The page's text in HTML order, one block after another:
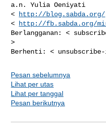
a.n. Yulia Oeniyati
<
http://blog.sabda.org/
<
http://fb.sabda.org/
Berlangganan: <
>
Pesan sebelumnya
Lihat per utas
Lihat per tanggal
Pesan berikutnya